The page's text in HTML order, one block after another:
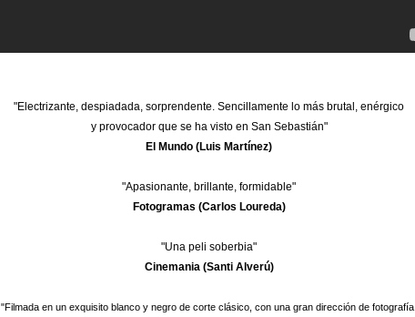
"Electrizante, despiadada, sorprendente. Sencillamente lo más brutal, enérgico
y provocador que se ha visto en San Sebastián"
El Mundo (Luis Martínez)
"Apasionante, brillante, formidable"
Fotogramas (Carlos Loureda)
"Una peli soberbia"
Cinemania (Santi Alverú)
"Filmada en un exquisito blanco y negro de corte clásico, con una gran dirección de fotografía.